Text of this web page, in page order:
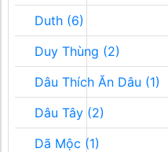
Duth (6)
Duy Thùng (2)
Dâu Thích Ăn Dâu (1)
Dâu Tây (2)
Dã Mộc (1)